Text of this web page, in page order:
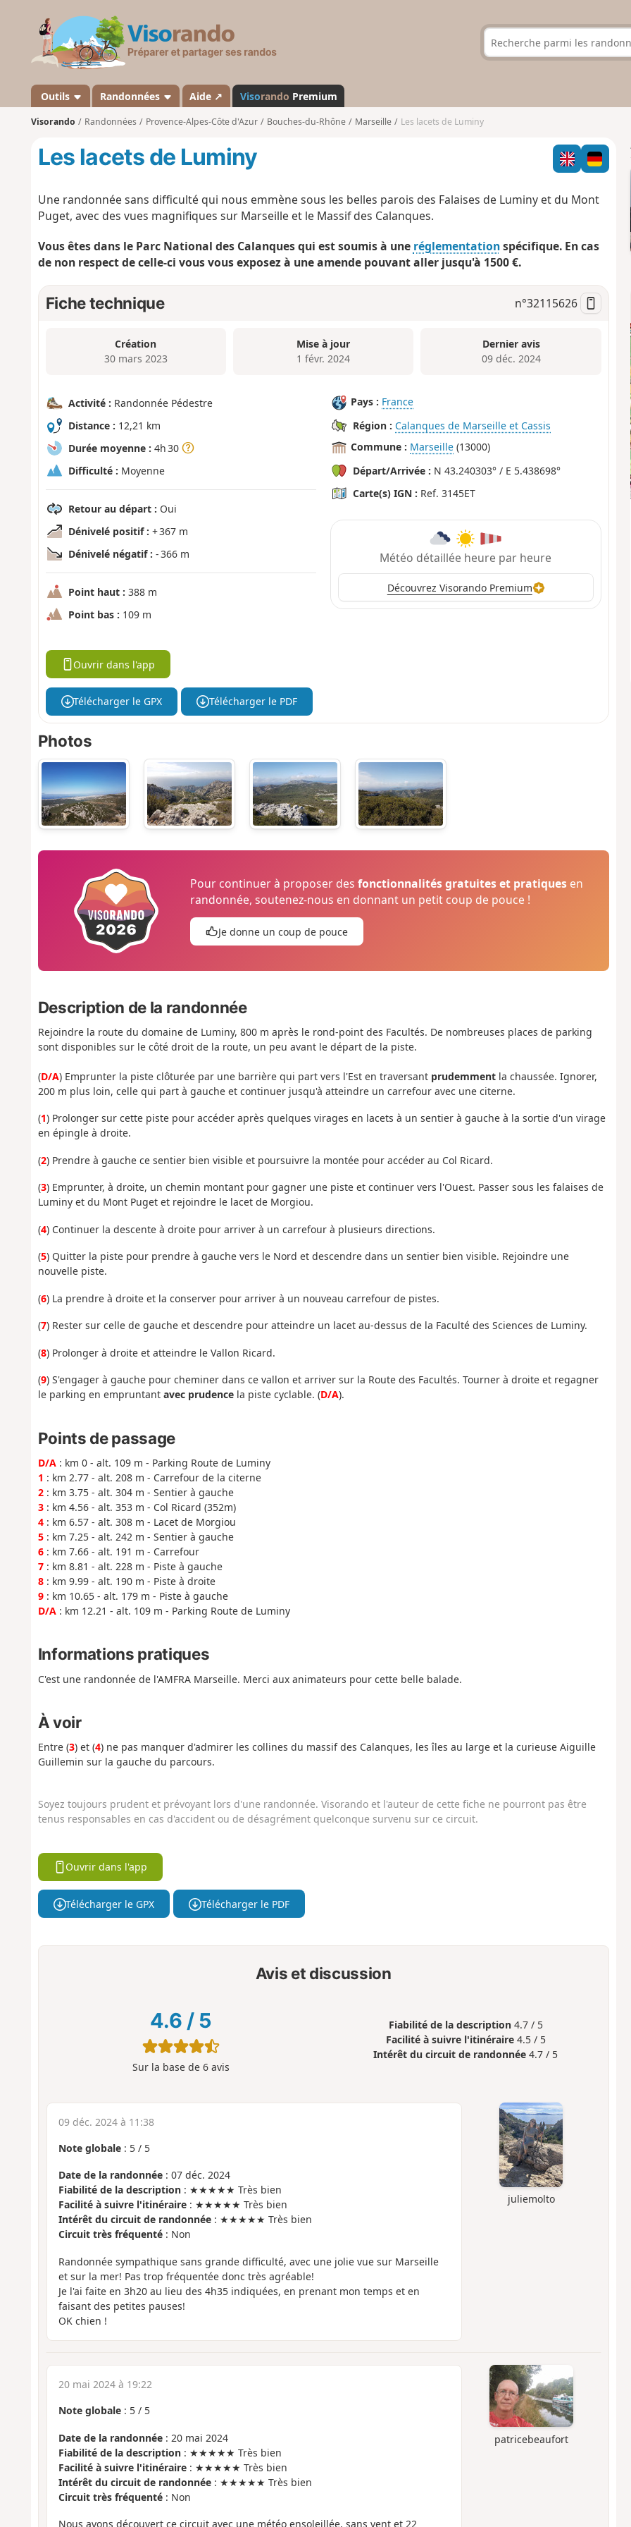
s
a
n
d
Outils Randonnées Aide ↗ Visorando Premium
Visorando Randonnées Provence-Alpes-Côte d'Azur Bouches-du-Rhône Marseille Les lacets de Luminy
Les lacets de Luminy
Une randonnée sans difficulté qui nous emmène sous les belles parois des Falaises de Luminy et du Mont
Puget, avec des vues magnifiques sur Marseille et le Massif des Calanques.
Vous êtes dans le Parc National des Calanques qui est soumis à une réglementationspécifique. En cas
de non respect de celle-ci vous vous exposez à une amende pouvant aller jusqu'à 1500 €.
Fiche technique n°32115626
Création
30 mars 2023
Mise à jour
1 févr. 2024
Dernier avis
09 déc. 2024
Activité : Randonnée Pédestre
Distance : 12,21 km
Durée moyenne : 4h 30
Difficulté : Moyenne
Retour au départ : Oui
Dénivelé positif : + 367 m
Dénivelé négatif : - 366 m
Point haut : 388 m
Point bas : 109 m
Pays : France
Région : Calanques de Marseille et Cassis
Commune : Marseille (13000)
Départ/Arrivée : N 43.240303° / E 5.438698°
Carte(s) IGN : Ref. 3145ET
Météo détaillée heure par heure
Découvrez Visorando Premium
Ouvrir dans l'app
Télécharger le GPX Télécharger le PDF
Photos
Pour continuer à proposer desfonctionnalités gratuites et pratiques en
randonnée, soutenez-nous en donnant un petit coup de pouce !
Je donne un coup de pouce
Description de la randonnée
Rejoindre la route du domaine de Luminy, 800 m après le rond-point des Facultés. De nombreuses places de parking
sont disponibles sur le côté droit de la route, un peu avant le départ de la piste.
(D/A) Emprunter la piste clôturée par une barrière qui part vers l'Est en traversant prudemmentla chaussée. Ignorer,
200 m plus loin, celle qui part à gauche et continuer jusqu'à atteindre un carrefour avec une citerne.
(1) Prolonger sur cette piste pour accéder après quelques virages en lacets à un sentier à gauche à la sortie d'un virage
en épingle à droite.
(2) Prendre à gauche ce sentier bien visible et poursuivre la montée pour accéder au Col Ricard.
(3) Emprunter, à droite, un chemin montant pour gagner une piste et continuer vers l'Ouest. Passer sous les falaises de
Luminy et du Mont Puget et rejoindre le lacet de Morgiou.
(4) Continuer la descente à droite pour arriver à un carrefour à plusieurs directions.
(5) Quitter la piste pour prendre à gauche vers le Nord et descendre dans un sentier bien visible. Rejoindre une
nouvelle piste.
(6) La prendre à droite et la conserver pour arriver à un nouveau carrefour de pistes.
(7) Rester sur celle de gauche et descendre pour atteindre un lacet au-dessus de la Faculté des Sciences de Luminy.
(8) Prolonger à droite et atteindre le Vallon Ricard.
(9) S'engager à gauche pour cheminer dans ce vallon et arriver sur la Route des Facultés. Tourner à droite et regagner
le parking en empruntant avec prudencela piste cyclable. (D/A).
Points de passage
D/A: km 0 - alt. 109 m - Parking Route de Luminy
1 : km 2.77 - alt. 208 m - Carrefour de la citerne
2: km 3.75 - alt. 304 m - Sentier à gauche
3: km 4.56 - alt. 353 m - Col Ricard (352m)
4: km 6.57 - alt. 308 m - Lacet de Morgiou
5: km 7.25 - alt. 242 m - Sentier à gauche
6: km 7.66 - alt. 191 m - Carrefour
7: km 8.81 - alt. 228 m - Piste à gauche
8: km 9.99 - alt. 190 m - Piste à droite
9: km 10.65 - alt. 179 m - Piste à gauche
D/A: km 12.21 - alt. 109 m - Parking Route de Luminy
Informations pratiques
C'est une randonnée de l'AMFRA Marseille. Merci aux animateurs pour cette belle balade.
À voir
Entre (3) et (4) ne pas manquer d'admirer les collines du massif des Calanques, les îles au large et la curieuse Aiguille
Guillemin sur la gauche du parcours.
Soyez toujours prudent et prévoyant lors d'une randonnée. Visorando et l'auteur de cette fiche ne pourront pas être
tenus responsables en cas d'accident ou de désagrément quelconque survenu sur ce circuit.
Ouvrir dans l'app
Télécharger le GPX Télécharger le PDF
Avis et discussion
4.6 / 5
Sur la base de 6avis
Fiabilité de la description 4.7 / 5
Facilité à suivre l'itinéraire 4.5 / 5
Intérêt du circuit de randonnée 4.7 / 5
juliemolto
09 déc. 2024 à 11:38
Note globale: 5/ 5
Date de la randonnée: 07 déc. 2024
Fiabilité de la description: ★★★★★ Très bien
Facilité à suivre l'itinéraire: ★★★★★ Très bien
Intérêt du circuit de randonnée: ★★★★★ Très bien
Circuit très fréquenté: Non
Randonnée sympathique sans grande difficulté, avec une jolie vue sur Marseille
et sur la mer! Pas trop fréquentée donc très agréable!
Je l'ai faite en 3h20 au lieu des 4h35 indiquées, en prenant mon temps et en
faisant des petites pauses!
OK chien !
patricebeaufort
20 mai 2024 à 19:22
Note globale: 5/ 5
Date de la randonnée: 20 mai 2024
Fiabilité de la description: ★★★★★ Très bien
Facilité à suivre l'itinéraire: ★★★★★ Très bien
Intérêt du circuit de randonnée: ★★★★★ Très bien
Circuit très fréquenté: Non
Nous avons découvert ce circuit avec une météo ensoleillée, sans vent et 22